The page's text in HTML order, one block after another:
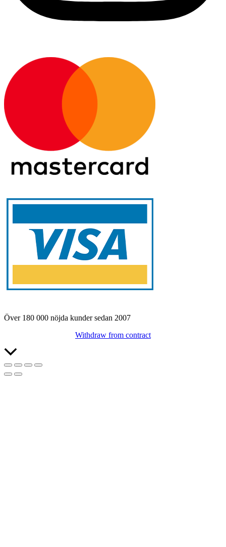
Över 180 000 nöjda kunder sedan 2007
Withdraw from contract